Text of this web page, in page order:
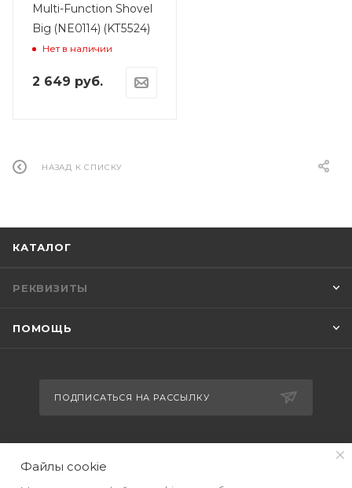
Multi-Function Shovel
Big (NE0114) (KT5524)
Нет в наличии
2 649 руб.
НАЗАД К СПИСКУ
КАТАЛОГ
РЕКВИЗИТЫ
ПОМОЩЬ
ПОДПИСАТЬСЯ НА РАССЫЛКУ
sales@mimall.ru
Файлы cookie